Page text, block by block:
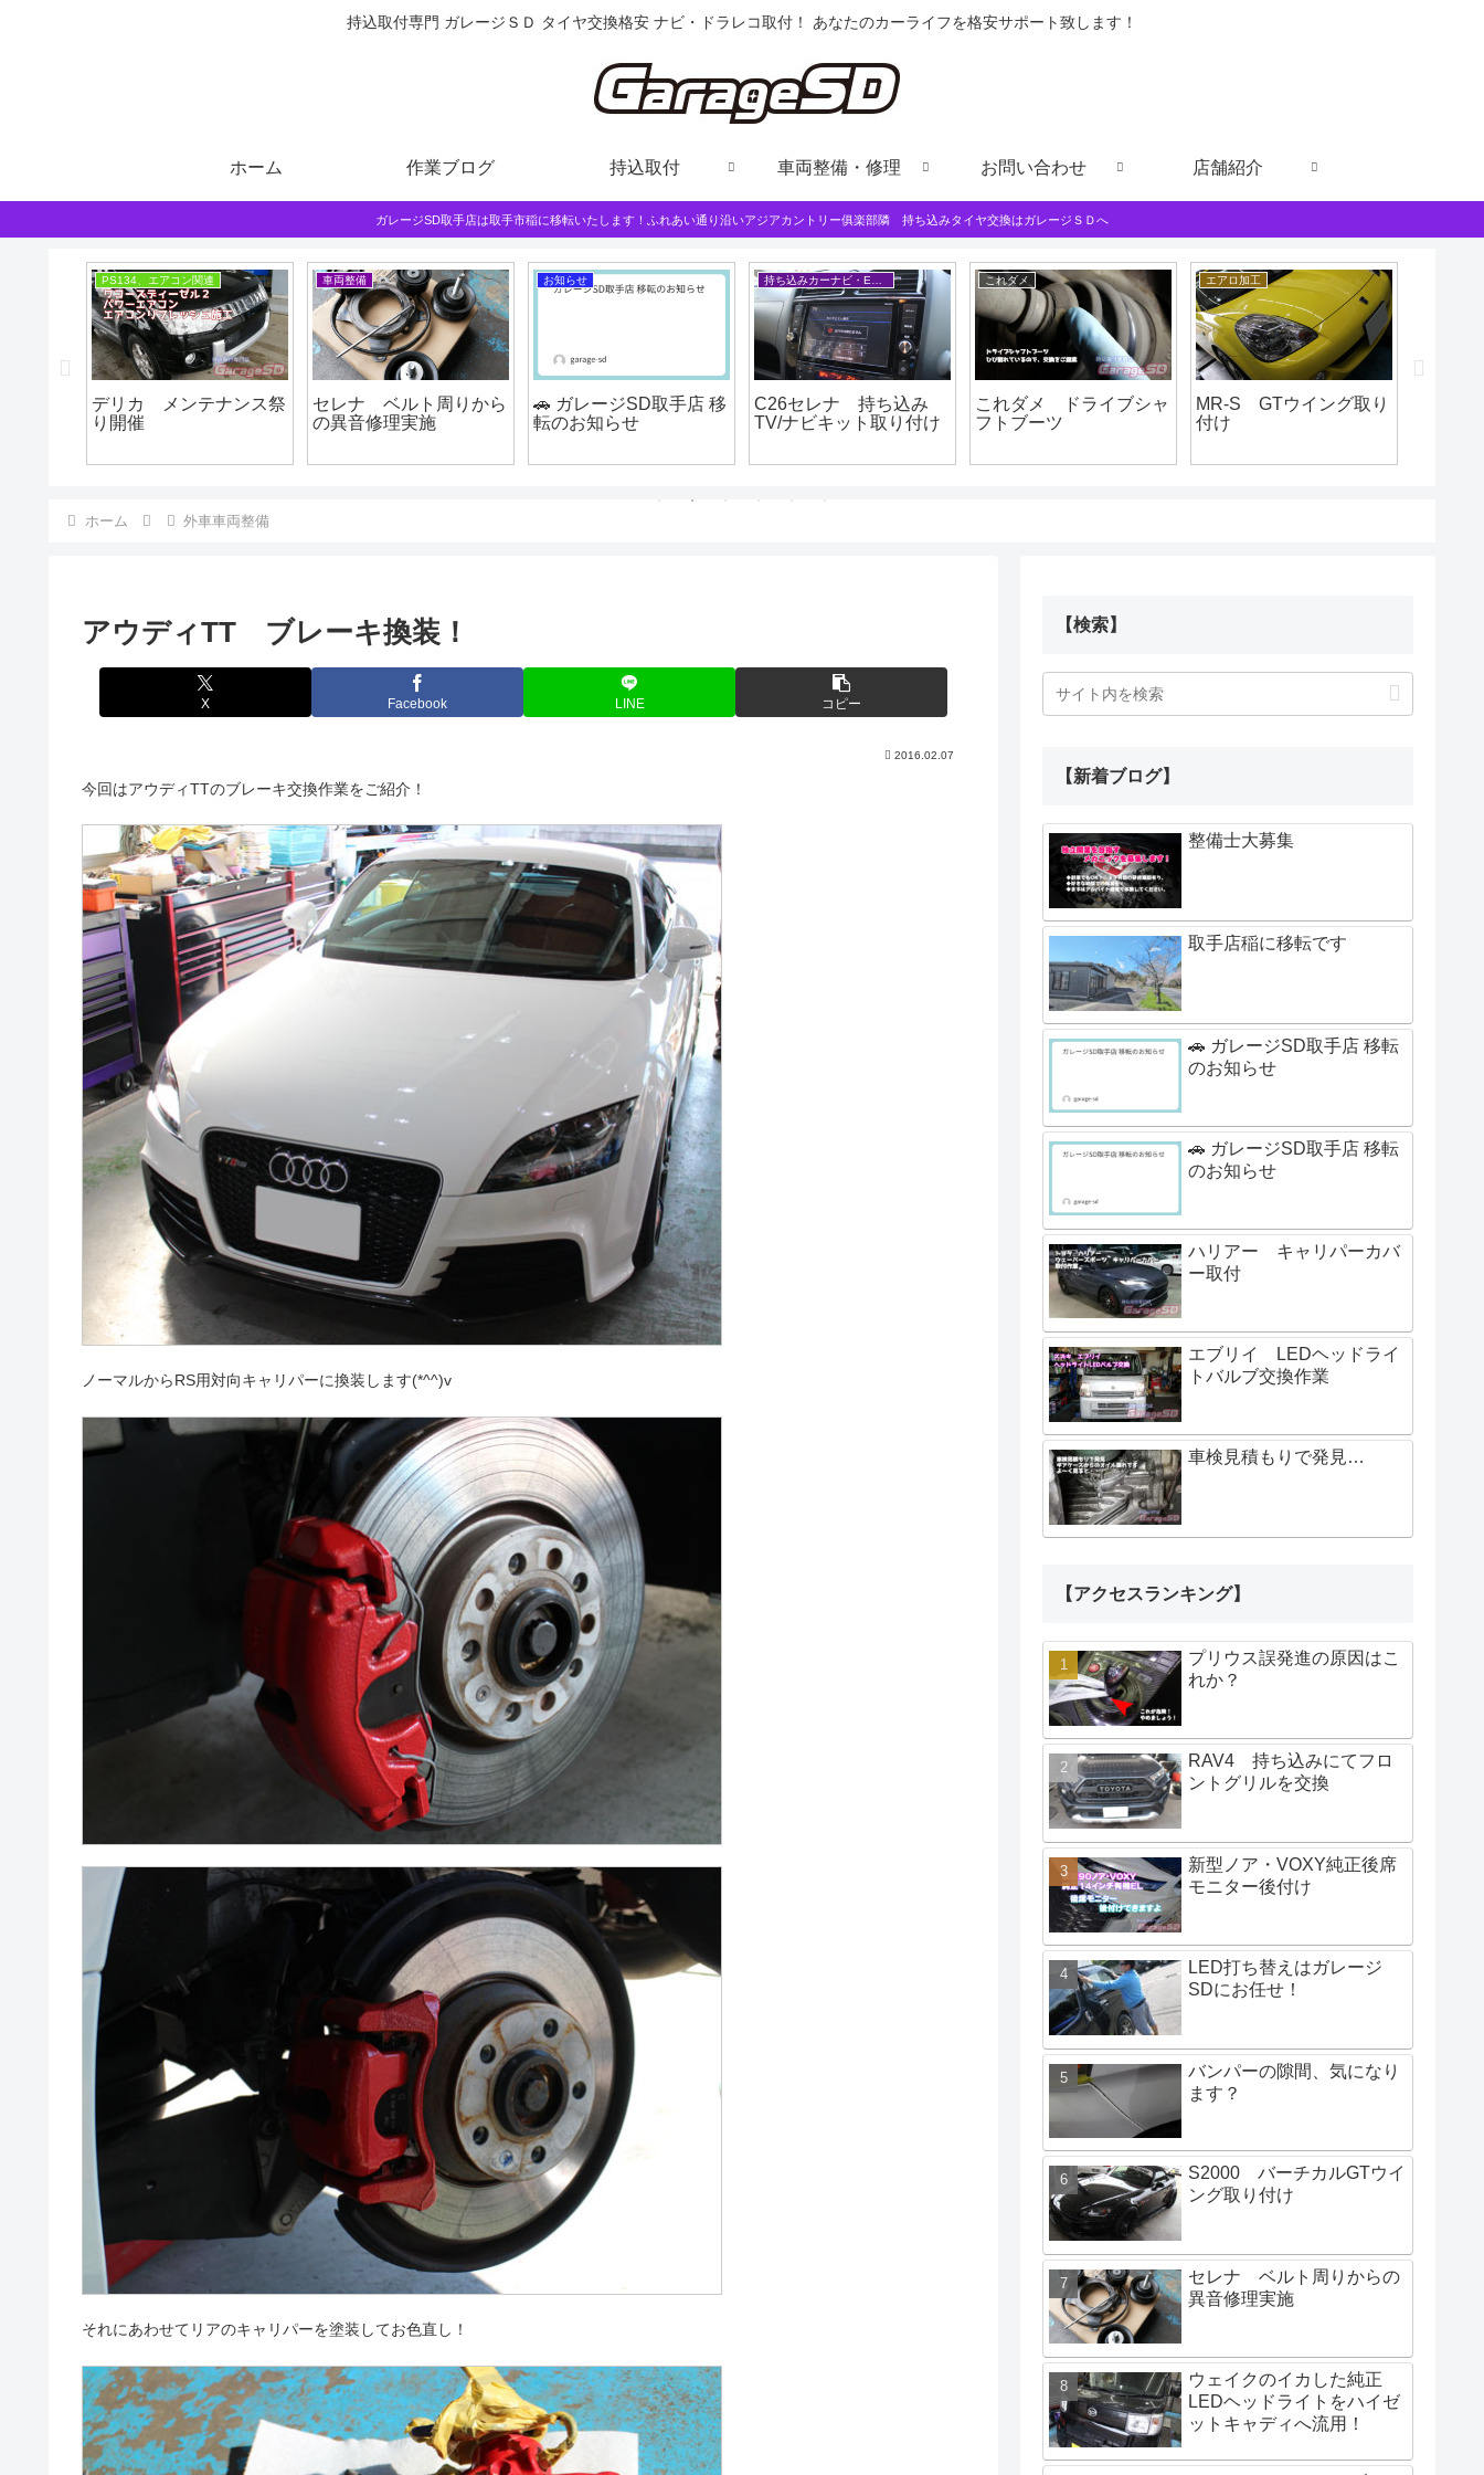
持込取付専門 ガレージＳＤ タイヤ交換格安 ナビ・ドラレコ取付！ あなたのカーライフを格安サポート致します！
ホーム 作業ブログ 持込取付 車両整備・修理 お問い合わせ 店舗紹介
ガレージSD取手店は取手市稲に移転いたします！ふれあい通り沿いアジアカントリー俱楽部隣 持ち込みタイヤ交換はガレージＳＤへ
PS134、エアコン関連
デリカ メンテナンス祭
り開催
車両整備
セレナ ベルト周りから
の異音修理実施
お知らせ
🚗 ガレージSD取手店 移
転のお知らせ
持ち込みカーナビ・ETCなど
C26セレナ 持ち込み
TV/ナビキット取り付け
これダメ
これダメ ドライブシャ
フトブーツ
エアロ加工
MR-S GTウイング取り
付け
ホーム 外車車両整備
アウディTT ブレーキ換装！
X Facebook LINE コピー
2016.02.07
今回はアウディTTのブレーキ交換作業をご紹介！
ノーマルからRS用対向キャリパーに換装します(*^^)v
それにあわせてリアのキャリパーを塗装してお色直し！
【検索】
【新着ブログ】
整備士大募集
取手店稲に移転です
🚗 ガレージSD取手店 移転
のお知らせ
🚗 ガレージSD取手店 移転
のお知らせ
ハリアー キャリパーカバ
ー取付
エブリイ LEDヘッドライ
トバルブ交換作業
車検見積もりで発見…
【アクセスランキング】
プリウス誤発進の原因はこ
れか？
RAV4 持ち込みにてフロ
ントグリルを交換
新型ノア・VOXY純正後席
モニター後付け
LED打ち替えはガレージ
SDにお任せ！
バンパーの隙間、気になり
ます？
S2000 バーチカルGTウイ
ング取り付け
セレナ ベルト周りからの
異音修理実施
ウェイクのイカした純正
LEDヘッドライトをハイゼ
ットキャディへ流用！